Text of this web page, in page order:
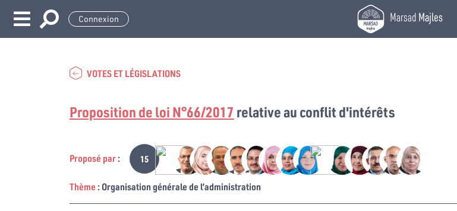
Connexion MarsadMajles
VOTES ET LÉGISLATIONS
Proposition de loi N°66/2017 relative au conflit d'intérêts
Proposé par: 15
Thème: Organisation générale de l’administration